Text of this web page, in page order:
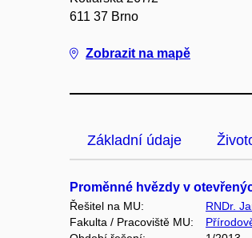
611 37 Brno
Zobrazit na mapě
Základní údaje
Proměnné hvězdy v
Řešitel na MU:
RNDr.
Fakulta / Pracoviště MU: